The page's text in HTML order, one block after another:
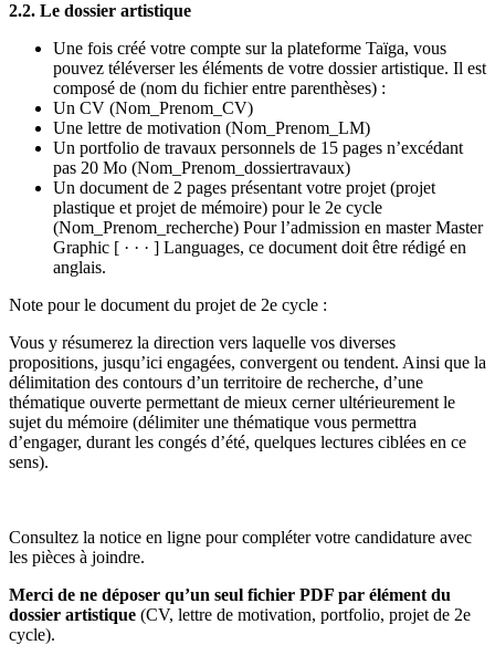
2.2. Le dossier artistique
Une fois créé votre compte sur la plateforme Taïga, vous
pouvez téléverser les éléments de votre dossier artistique. Il est
composé de (nom du fichier entre parenthèses) :
Un CV (Nom_Prenom_CV)
Une lettre de motivation (Nom_Prenom_LM)
Un portfolio de travaux personnels de 15 pages n’excédant
pas 20 Mo (Nom_Prenom_dossiertravaux)
Un document de 2 pages présentant votre projet (projet
plastique et projet de mémoire) pour le 2e cycle
(Nom_Prenom_recherche) Pour l’admission en master Master
Graphic [ · · · ] Languages, ce document doit être rédigé en
anglais.
Note pour le document du projet de 2e cycle :
Vous y résumerez la direction vers laquelle vos diverses
propositions, jusqu’ici engagées, convergent ou tendent. Ainsi que la
délimitation des contours d’un territoire de recherche, d’une
thématique ouverte permettant de mieux cerner ultérieurement le
sujet du mémoire (délimiter une thématique vous permettra
d’engager, durant les congés d’été, quelques lectures ciblées en ce
sens).
Consultez la notice en ligne pour compléter votre candidature avec
les pièces à joindre.
Merci de ne déposer qu’un seul fichier PDF par élément du
dossier artistique (CV, lettre de motivation, portfolio, projet de 2e
cycle).